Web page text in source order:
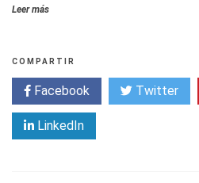
Leer más
COMPARTIR
Facebook Twitter
LinkedIn